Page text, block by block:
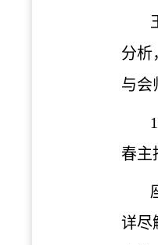
分析
与会
春主
详尽